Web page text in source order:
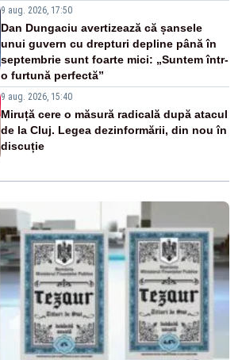
9 aug. 2026, 17:50
Dan Dungaciu avertizează că șansele
unui guvern cu drepturi depline până în
septembrie sunt foarte mici: „Suntem într-
o furtună perfectă”
9 aug. 2026, 15:40
Miruță cere o măsură radicală după atacul
de la Cluj. Legea dezinformării, din nou în
discuție